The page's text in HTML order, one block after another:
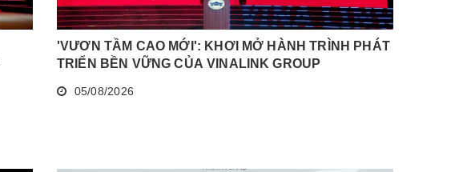
'VƯƠN TẦM CAO MỚI': KHƠI MỞ HÀNH TRÌNH PHÁT
TRIỂN BỀN VỮNG CỦA VINALINK GROUP
05/08/2026